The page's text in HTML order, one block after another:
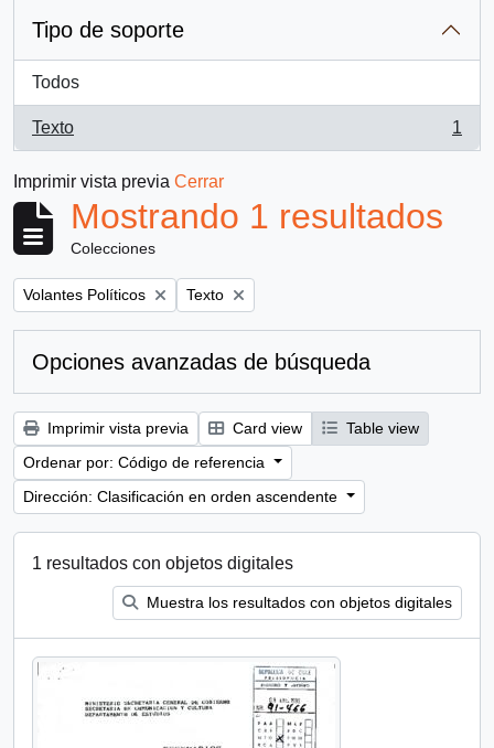
Tipo de soporte
Todos
Texto
, 1 resultados
1
Imprimir vista previa Cerrar
Mostrando 1 resultados
Colecciones
Remove filter:
Volantes Políticos Remove filter:
Texto
Opciones avanzadas de búsqueda
Imprimir vista previa Card view
Table view
Ordenar por: Código de referencia
Dirección: Clasificación en orden ascendente
1 resultados con objetos digitales
Muestra los resultados con objetos digitales